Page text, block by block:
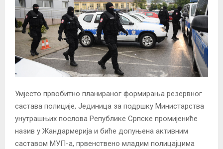
Умјесто првобитно планираног формирања резервног
састава полиције, Јединица за подршку Министарства
унутрашњих послова Републике Српске промијениће
назив у Жандармерија и биће допуњена активним
саставом МУП-а, првенствено младим полицајцима